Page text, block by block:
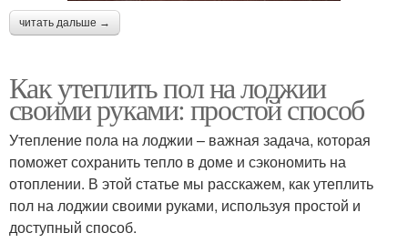
читать дальше →
Как утеплить пол на лоджии
своими руками: простой способ
Утепление пола на лоджии – важная задача, которая
поможет сохранить тепло в доме и сэкономить на
отоплении. В этой статье мы расскажем, как утеплить
пол на лоджии своими руками, используя простой и
доступный способ.